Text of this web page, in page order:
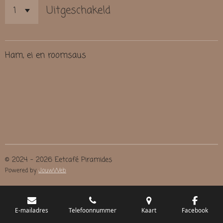
Uitgeschakeld
Ham, ei en roomsaus
© 2024 - 2026 Eetcafé Piramides
Powered byJouwWeb
E-mailadres Telefoonnummer Kaart Facebook